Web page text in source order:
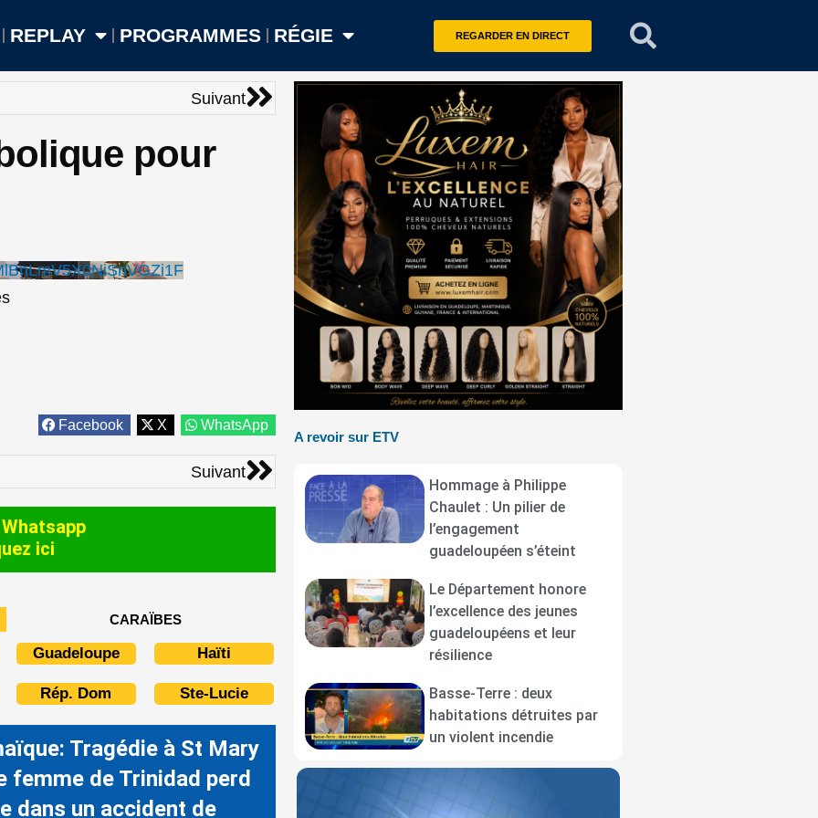
REPLAY PROGRAMMES RÉGIE REGARDER EN DIRECT
SuivantSuivant
pour
Facebook X WhatsApp
SuivantSuivant
ici
CARAÏBES
Guadeloupe Haïti
Rép. Dom Ste-Lucie
Tragédie à St Mary
femme de Trinidad perd
dans un accident de
A revoir sur ETV
Hommage à Philippe
Chaulet : Un pilier de
l’engagement
guadeloupéen s’éteint
Le Département honore
l’excellence des jeunes
guadeloupéens et leur
résilience
Basse-Terre : deux
habitations détruites par
un violent incendie